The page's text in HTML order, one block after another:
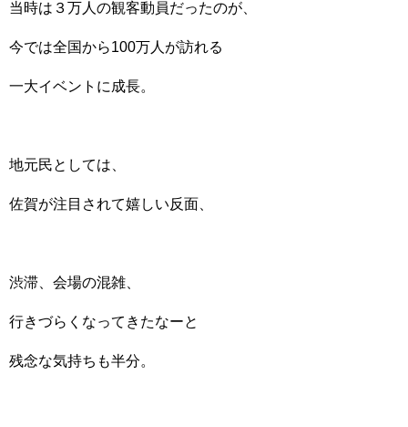
当時は３万人の観客動員だったのが、
今では全国から100万人が訪れる
一大イベントに成長。
地元民としては、
佐賀が注目されて嬉しい反面、
渋滞、会場の混雑、
行きづらくなってきたなーと
残念な気持ちも半分。